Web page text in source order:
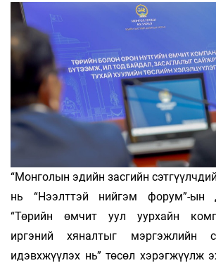
“Монголын эдийн засгийн
нь “Нээлттэй нийгэм форум”-ын
“Төрийн өмчит уул уурхайн
иргэний хяналтыг мэргэжлийн
идэвхжүүлэх нь” төсөл хэрэгжүүлж